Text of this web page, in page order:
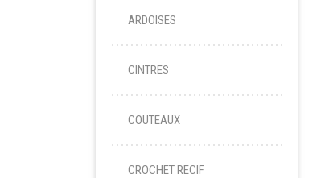
ARDOISES
CINTRES
COUTEAUX
CROCHET RECIF